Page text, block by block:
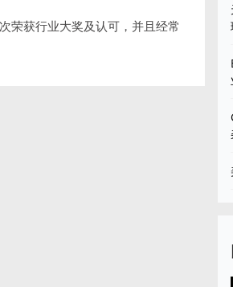
荣获行业大奖及认可，并且经常